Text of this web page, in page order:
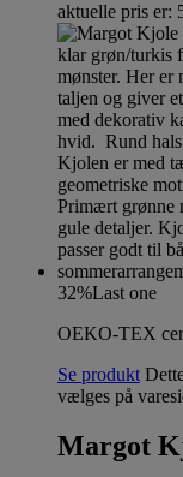
aktuelle pris er:
32%Last one
OEKO-TEX
Se produkt
vælges på
Margot